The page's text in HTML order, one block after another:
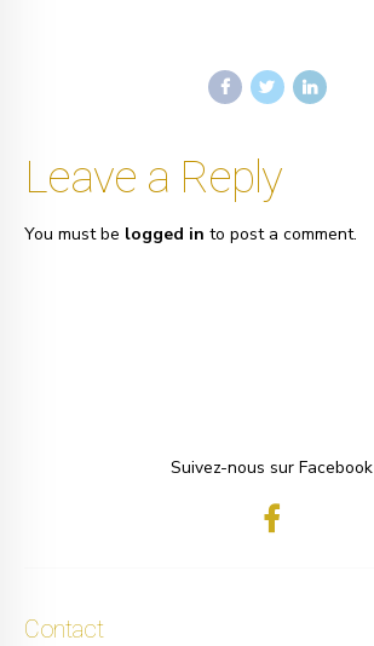
Leave a Reply
You must be logged in to post a comment.
Suivez-nous sur Facebook
Contact